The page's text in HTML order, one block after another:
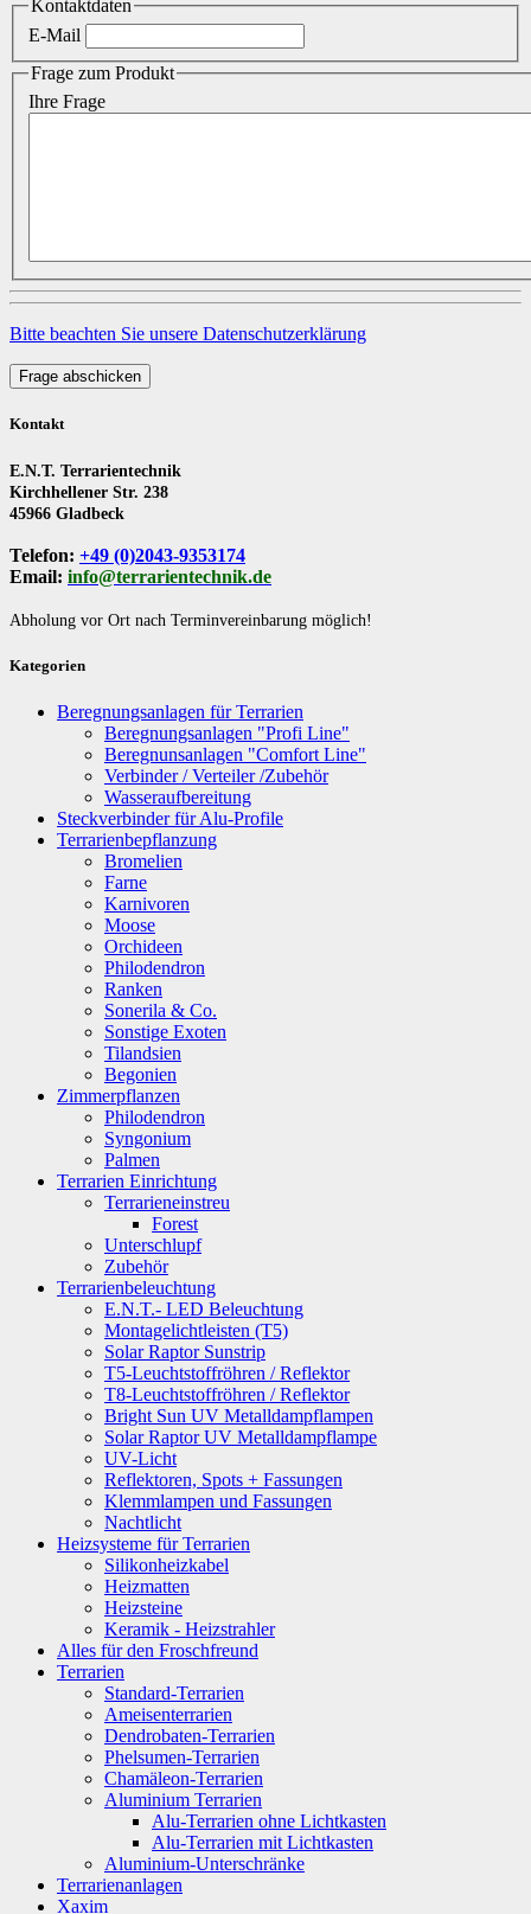
Kontaktdaten
E-Mail
Frage zum Produkt
Ihre Frage
Bitte beachten Sie unsere Datenschutzerklärung
Frage abschicken
Kontakt
E.N.T. Terrarientechnik
Kirchhellener Str. 238
45966 Gladbeck
Telefon: +49 (0)2043-9353174
Email: info@terrarientechnik.de
Abholung vor Ort nach Terminvereinbarung möglich!
Kategorien
Beregnungsanlagen für Terrarien
Beregnungsanlagen "Profi Line"
Beregnunsanlagen "Comfort Line"
Verbinder / Verteiler /Zubehör
Wasseraufbereitung
Steckverbinder für Alu-Profile
Terrarienbepflanzung
Bromelien
Farne
Karnivoren
Moose
Orchideen
Philodendron
Ranken
Sonerila & Co.
Sonstige Exoten
Tilandsien
Begonien
Zimmerpflanzen
Philodendron
Syngonium
Palmen
Terrarien Einrichtung
Terrarieneinstreu
Forest
Unterschlupf
Zubehör
Terrarienbeleuchtung
E.N.T.- LED Beleuchtung
Montagelichtleisten (T5)
Solar Raptor Sunstrip
T5-Leuchtstoffröhren / Reflektor
T8-Leuchtstoffröhren / Reflektor
Bright Sun UV Metalldampflampen
Solar Raptor UV Metalldampflampe
UV-Licht
Reflektoren, Spots + Fassungen
Klemmlampen und Fassungen
Nachtlicht
Heizsysteme für Terrarien
Silikonheizkabel
Heizmatten
Heizsteine
Keramik - Heizstrahler
Alles für den Froschfreund
Terrarien
Standard-Terrarien
Ameisenterrarien
Dendrobaten-Terrarien
Phelsumen-Terrarien
Chamäleon-Terrarien
Aluminium Terrarien
Alu-Terrarien ohne Lichtkasten
Alu-Terrarien mit Lichtkasten
Aluminium-Unterschränke
Terrarienanlagen
Xaxim